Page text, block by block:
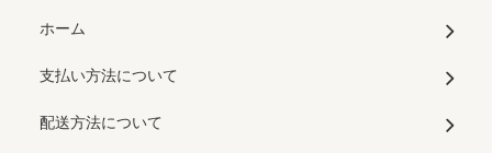
ホーム
支払い方法について
配送方法について